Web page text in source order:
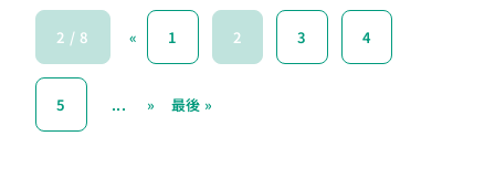
2 / 8 « 1 2 3 4
5 ... » 最後 »